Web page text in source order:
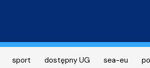
sport dostępny UG sea-eu